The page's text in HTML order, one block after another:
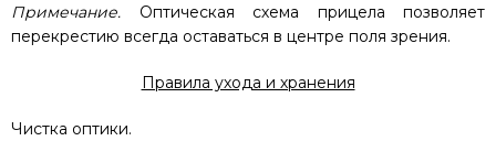
Примечание. Оптическая схема прицела позволяет
перекрестию всегда оставаться в центре поля зрения.
Правила ухода и хранения
Чистка оптики.